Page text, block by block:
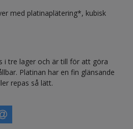
med platinaplätering*, kubisk
i tre lager och är till för att göra
Platinan har en fin glänsande
repas så lätt.